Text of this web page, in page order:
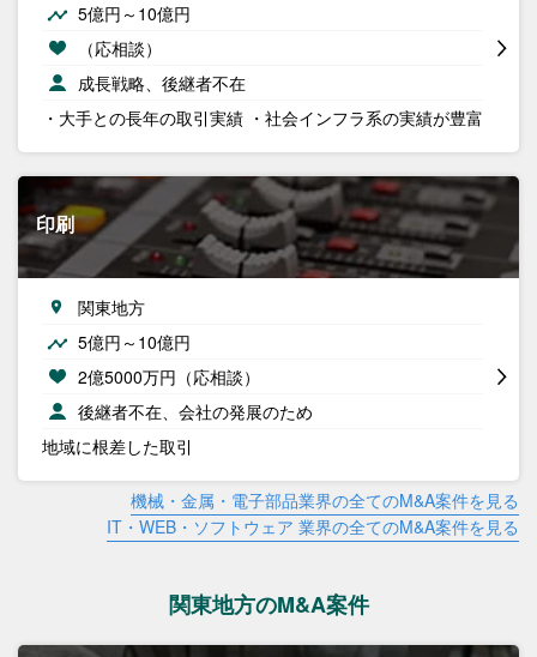
5億円～10億円
（応相談）
成長戦略、後継者不在
・大手との長年の取引実績 ・社会インフラ系の実績が豊富
印刷
関東地方
5億円～10億円
2億5000万円（応相談）
後継者不在、会社の発展のため
地域に根差した取引
機械・金属・電子部品業界の全てのM&A案件を見る
IT・WEB・ソフトウェア 業界の全てのM&A案件を見る
関東地方のM&A案件